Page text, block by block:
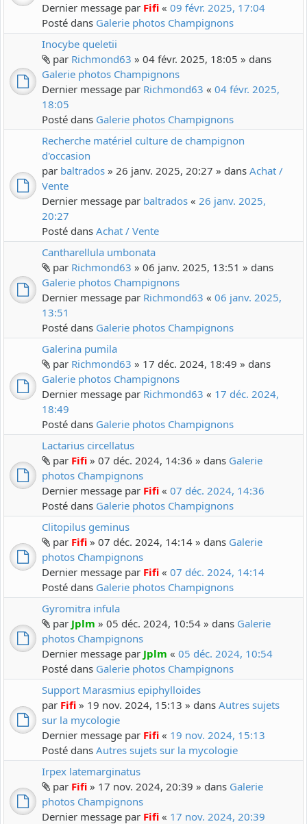
Dernier message par Fifi « 09 févr. 2025, 17:04
Posté dans Galerie photos Champignons
Inocybe queletii
par Richmond63 » 04 févr. 2025, 18:05 » dans
Galerie photos Champignons
Dernier message par Richmond63 « 04 févr. 2025,
18:05
Posté dans Galerie photos Champignons
Recherche matériel culture de champignon
d'occasion
par baltrados » 26 janv. 2025, 20:27 » dans Achat /
Vente
Dernier message par baltrados « 26 janv. 2025,
20:27
Posté dans Achat / Vente
Cantharellula umbonata
par Richmond63 » 06 janv. 2025, 13:51 » dans
Galerie photos Champignons
Dernier message par Richmond63 « 06 janv. 2025,
13:51
Posté dans Galerie photos Champignons
Galerina pumila
par Richmond63 » 17 déc. 2024, 18:49 » dans
Galerie photos Champignons
Dernier message par Richmond63 « 17 déc. 2024,
18:49
Posté dans Galerie photos Champignons
Lactarius circellatus
par Fifi » 07 déc. 2024, 14:36 » dans Galerie
photos Champignons
Dernier message par Fifi « 07 déc. 2024, 14:36
Posté dans Galerie photos Champignons
Clitopilus geminus
par Fifi » 07 déc. 2024, 14:14 » dans Galerie
photos Champignons
Dernier message par Fifi « 07 déc. 2024, 14:14
Posté dans Galerie photos Champignons
Gyromitra infula
par Jplm » 05 déc. 2024, 10:54 » dans Galerie
photos Champignons
Dernier message par Jplm « 05 déc. 2024, 10:54
Posté dans Galerie photos Champignons
Support Marasmius epiphylloides
par Fifi » 19 nov. 2024, 15:13 » dans Autres sujets
sur la mycologie
Dernier message par Fifi « 19 nov. 2024, 15:13
Posté dans Autres sujets sur la mycologie
Irpex latemarginatus
par Fifi » 17 nov. 2024, 20:39 » dans Galerie
photos Champignons
Dernier message par Fifi « 17 nov. 2024, 20:39